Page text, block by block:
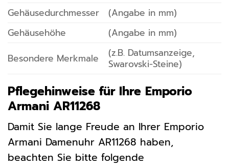
Gehäusedurchmesser
(Angabe in mm)
Gehäusehöhe
(Angabe in mm)
Besondere Merkmale
(z.B. Datumsanzeige,
Swarovski-Steine)
Pflegehinweise für Ihre Emporio
Armani AR11268
Damit Sie lange Freude an Ihrer Emporio
Armani Damenuhr AR11268 haben,
beachten Sie bitte folgende